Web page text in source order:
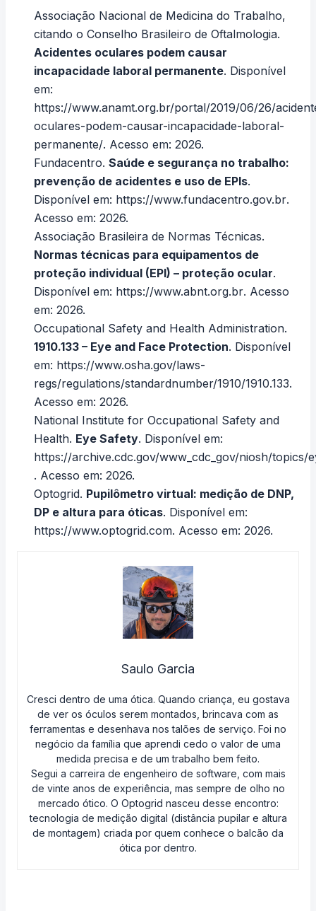
Associação Nacional de Medicina do Trabalho,
citando o Conselho Brasileiro de Oftalmologia.
Acidentes oculares podem causar
incapacidade laboral permanente. Disponível
em:
https://www.anamt.org.br/portal/2019/06/26/
oculares-podem-causar-incapacidade-laboral-
permanente/. Acesso em: 2026.
Fundacentro. Saúde e segurança no trabalho:
prevenção de acidentes e uso de EPIs.
Disponível em: https://www.fundacentro.gov.br.
Acesso em: 2026.
Associação Brasileira de Normas Técnicas.
Normas técnicas para equipamentos de
proteção individual (EPI) – proteção ocular.
Disponível em: https://www.abnt.org.br. Acesso
em: 2026.
Occupational Safety and Health Administration.
1910.133 – Eye and Face Protection. Disponível
em: https://www.osha.gov/laws-
regs/regulations/standardnumber/1910/1910.133.
Acesso em: 2026.
National Institute for Occupational Safety and
Health. Eye Safety. Disponível em:
https://archive.cdc.gov/www_cdc_gov/niosh/topics/
. Acesso em: 2026.
Optogrid. Pupilômetro virtual: medição de DNP,
DP e altura para óticas. Disponível em:
https://www.optogrid.com. Acesso em: 2026.
Saulo Garcia
Cresci dentro de uma ótica. Quando criança, eu gostava
de ver os óculos serem montados, brincava com as
ferramentas e desenhava nos talões de serviço. Foi no
negócio da família que aprendi cedo o valor de uma
medida precisa e de um trabalho bem feito.
Segui a carreira de engenheiro de software, com mais
de vinte anos de experiência, mas sempre de olho no
mercado ótico. O Optogrid nasceu desse encontro:
tecnologia de medição digital (distância pupilar e altura
de montagem) criada por quem conhece o balcão da
ótica por dentro.